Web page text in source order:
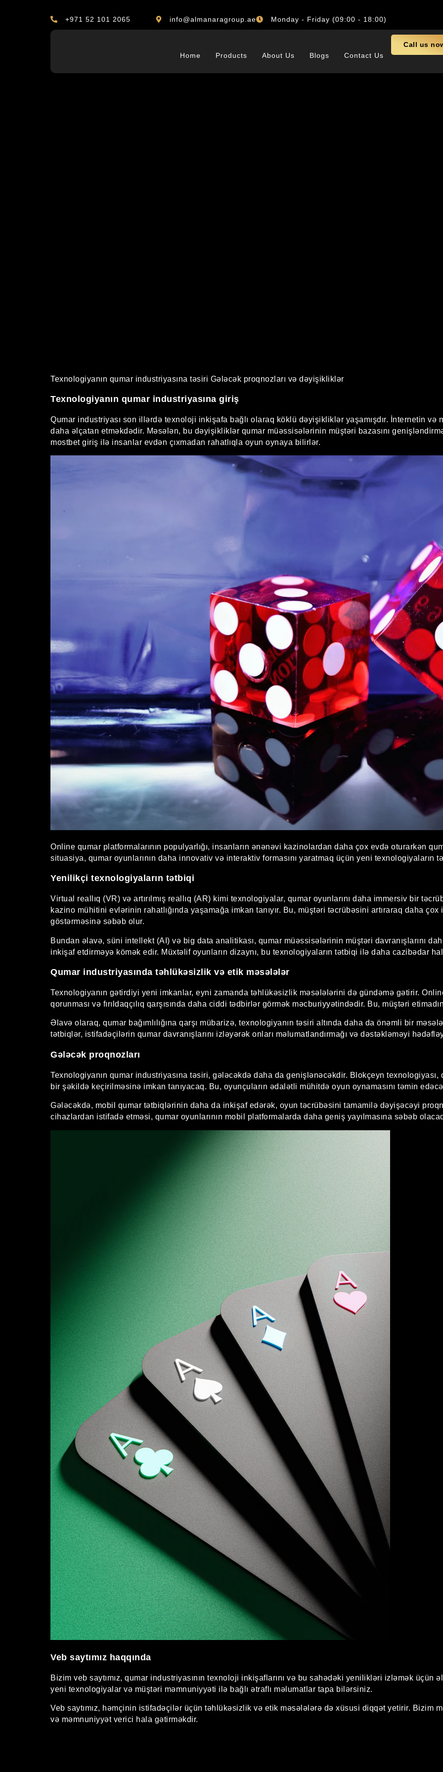
+971 52 101 2065 info@almanaragroup.ae Monday - Friday (09:00 - 18:00)
Home Products About Us Blogs Contact Us
Call us
Texnologiyanın qumar industriyasına təsiri Gələcək proqnozları və dəyişikliklər
Texnologiyanın qumar industriyasına giriş
Qumar industriyası son illərdə texnoloji inkişafa bağlı olaraq köklü dəyişikliklər yaşamışdır. İnternetin və
daha əlçatan etməkdədir. Məsələn, bu dəyişikliklər qumar müəssisələrinin müştəri bazasını
mostbet giriş ilə insanlar evdən çıxmadan rahatlıqla oyun oynaya bilirlər.
Online qumar platformalarının populyarlığı, insanların ənənəvi kazinolardan daha çox evdə oturarkən
situasiya, qumar oyunlarının daha innovativ və interaktiv formasını yaratmaq üçün yeni texnologiyaların
Yenilikçi texnologiyaların tətbiqi
Virtual reallıq (VR) və artırılmış reallıq (AR) kimi texnologiyalar, qumar oyunlarını daha immersiv bir
kazino mühitini evlərinin rahatlığında yaşamağa imkan tanıyır. Bu, müştəri təcrübəsini artıraraq daha çox
göstərməsinə səbəb olur.
Bundan əlavə, süni intellekt (AI) və big data analitikası, qumar müəssisələrinin müştəri davranışlarını
inkişaf etdirməyə kömək edir. Müxtəlif oyunların dizaynı, bu texnologiyaların tətbiqi ilə daha cazibədar
Qumar industriyasında təhlükəsizlik və etik məsələlər
Texnologiyanın gətirdiyi yeni imkanlar, eyni zamanda təhlükəsizlik məsələlərini də gündəmə gətirir.
qorunması və fırıldaqçılıq qarşısında daha ciddi tədbirlər görmək məcburiyyətindədir. Bu, müştəri
Əlavə olaraq, qumar bağımlılığına qarşı mübarizə, texnologiyanın təsiri altında daha da önəmli bir
tətbiqlər, istifadəçilərin qumar davranışlarını izləyərək onları məlumatlandırmağı və dəstəkləməyi
Gələcək proqnozları
Texnologiyanın qumar industriyasına təsiri, gələcəkdə daha da genişlənəcəkdir. Blokçeyn texnologiyası,
bir şəkildə keçirilməsinə imkan tanıyacaq. Bu, oyunçuların ədalətli mühitdə oyun oynamasını təmin
Gələcəkdə, mobil qumar tətbiqlərinin daha da inkişaf edərək, oyun təcrübəsini tamamilə dəyişəcəyi
cihazlardan istifadə etməsi, qumar oyunlarının mobil platformalarda daha geniş yayılmasına səbəb
Veb saytımız haqqında
Bizim veb saytımız, qumar industriyasının texnoloji inkişaflarını və bu sahədəki yenilikləri izləmək üçün
yeni texnologiyalar və müştəri məmnuniyyəti ilə bağlı ətraflı məlumatlar tapa bilərsiniz.
Veb saytımız, həmçinin istifadəçilər üçün təhlükəsizlik və etik məsələlərə də xüsusi diqqət yetirir. Bizim
və məmnuniyyət verici hala gətirməkdir.